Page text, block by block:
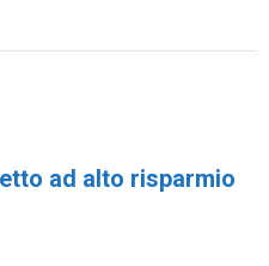
ad alto risparmio